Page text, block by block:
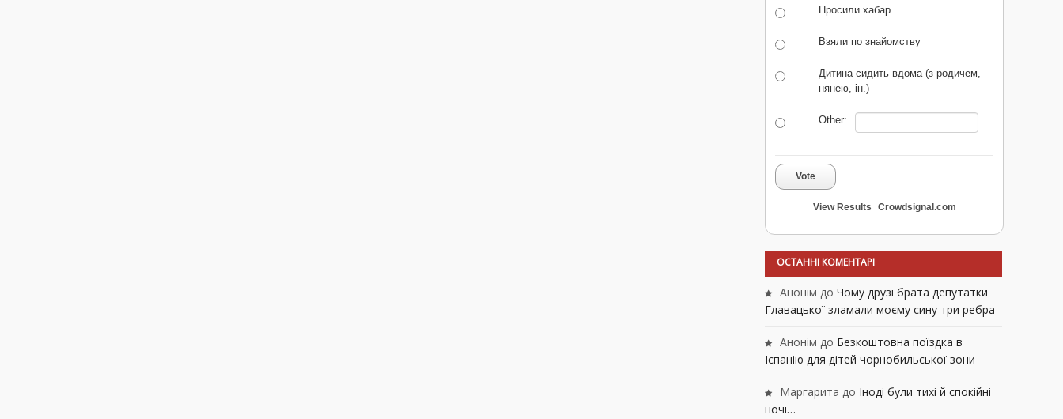
Просили хабар
Взяли по знайомству
Дитина сидить вдома (з родичем,
нянею, ін.)
Other:
Vote
View Results Crowdsignal.com
ОСТАННІ КОМЕНТАРІ
Анонім до Чому друзі брата депутатки
Главацької зламали моєму сину три ребра
Анонім до Безкоштовна поїздка в
Іспанію для дітей чорнобильської зони
Маргарита до Іноді були тихі й спокійні
ночі…